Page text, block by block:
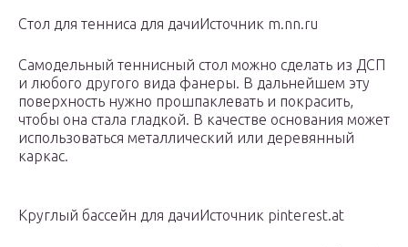
Стол для тенниса для дачиИсточник m.nn.ru
Самодельный теннисный стол можно сделать из ДСП
и любого другого вида фанеры. В дальнейшем эту
поверхность нужно прошпаклевать и покрасить,
чтобы она стала гладкой. В качестве основания может
использоваться металлический или деревянный
каркас.
Круглый бассейн для дачиИсточник pinterest.at